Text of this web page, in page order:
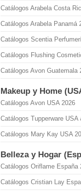
Catálogos Arabela Costa
Catálogos Arabela Panamá
Catálogos Scentia
Catálogos Flushing
Catálogos Avon Guatemala
Makeup y Home
Catálogos Avon USA 2026
Catálogos Tupperware USA
Catálogos Mary Kay USA
Belleza y Hogar
Catálogos Oriflame España
Catálogos Cristian Lay